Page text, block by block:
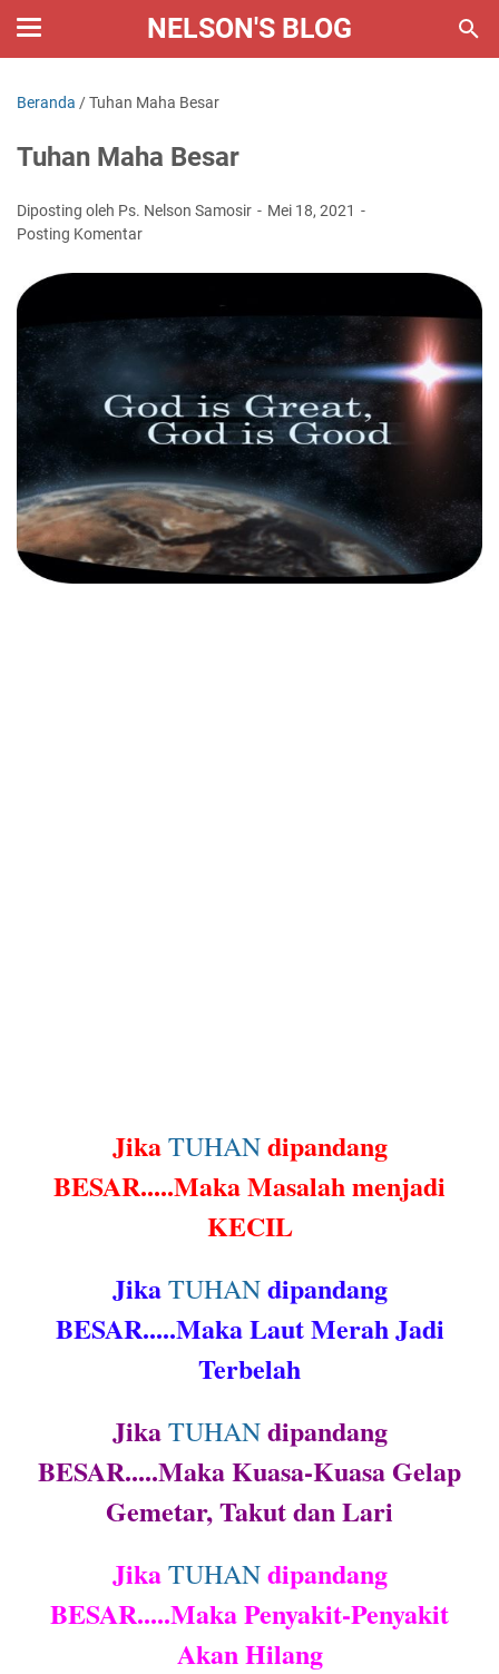
NELSON'S BLOG
Beranda /Tuhan Maha Besar
Tuhan Maha Besar
Diposting oleh Ps. Nelson Samosir
Mei 18, 2021
Posting Komentar
JikaTUHANdipandang
BESAR.....Maka Masalah menjadi
KECIL
JikaTUHANdipandang
BESAR.....Maka Laut Merah Jadi
Terbelah
JikaTUHANdipandang
BESAR.....Maka Kuasa-Kuasa Gelap
Gemetar, Takut dan Lari
JikaTUHANdipandang
BESAR.....Maka Penyakit-Penyakit
Akan Hilang